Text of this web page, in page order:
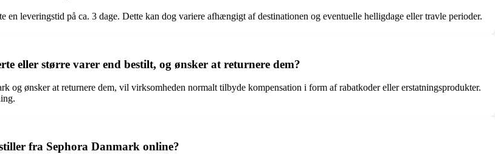
leveringstid på ca. 3 dage. Dette kan dog variere afhængigt af destinationen og eventuelle helligdage eller travle perioder.
eller større varer end bestilt, og ønsker at returnere dem?
og ønsker at returnere dem, vil virksomheden normalt tilbyde kompensation i form af rabatkoder eller erstatningsprodukter.
fra Sephora Danmark online?